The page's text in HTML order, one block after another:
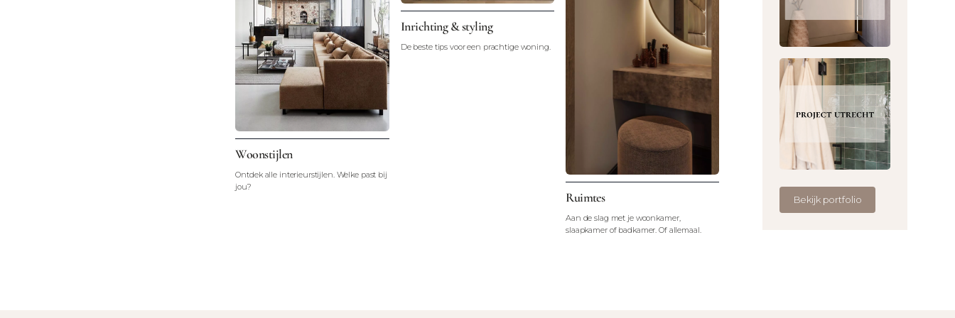
Woonstijlen
Ontdek alle interieurstijlen. Welke past bij
jou?
Inrichting & styling
De beste tips voor een prachtige woning.
Ruimtes
Aan de slag met je woonkamer,
slaapkamer of badkamer. Of allemaal.
Bekijk portfolio